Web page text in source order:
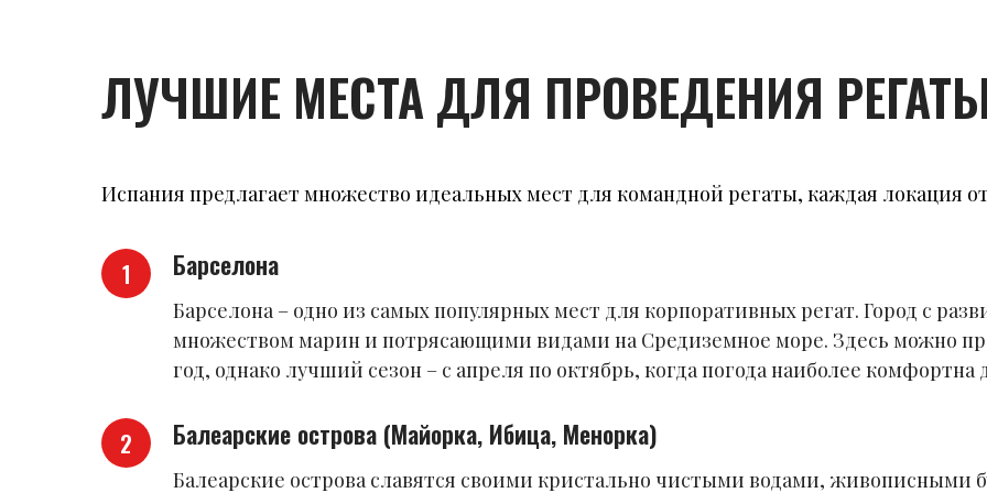
ЛУЧШИЕ МЕСТА ДЛЯ ПРОВЕДЕНИЯ
Испания предлагает множество идеальных мест для командной регаты, каждая локация
Барселона
Барселона – одно из самых популярных мест для корпоративных регат. Город с
множеством марин и потрясающими видами на Средиземное море. Здесь можно
год, однако лучший сезон – с апреля по октябрь, когда погода наиболее комфортна
Балеарские острова (Майорка, Ибица, Менорка)
Балеарские острова славятся своими кристально чистыми водами, живописными